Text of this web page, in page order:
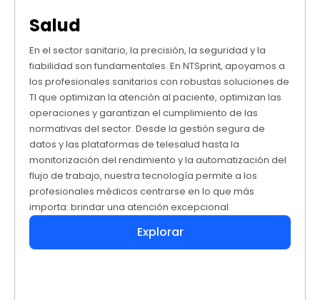
Salud
En el sector sanitario, la precisión, la seguridad y la
fiabilidad son fundamentales. En NTSprint, apoyamos a
los profesionales sanitarios con robustas soluciones de
TI que optimizan la atención al paciente, optimizan las
operaciones y garantizan el cumplimiento de las
normativas del sector. Desde la gestión segura de
datos y las plataformas de telesalud hasta la
monitorización del rendimiento y la automatización del
flujo de trabajo, nuestra tecnología permite a los
profesionales médicos centrarse en lo que más
importa: brindar una atención excepcional.
Explorar